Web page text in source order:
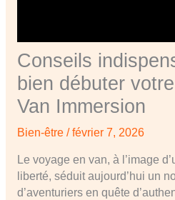
Conseils
bien débuter
Van Immersion
Bien-être/février 7, 2026
Le voyage en van, à l’image
liberté, séduit aujourd’hui un
d’aventuriers en quête